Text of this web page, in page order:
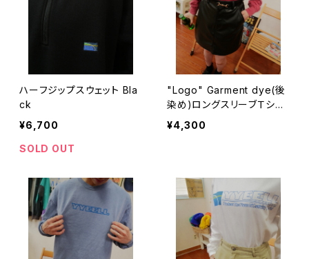
ハーフジップスウェット Bla
ck
¥6,700
SOLD OUT
"Logo" Garment dye(後
染め)ロングスリーブＴシャ
ツ Crimson
¥4,300